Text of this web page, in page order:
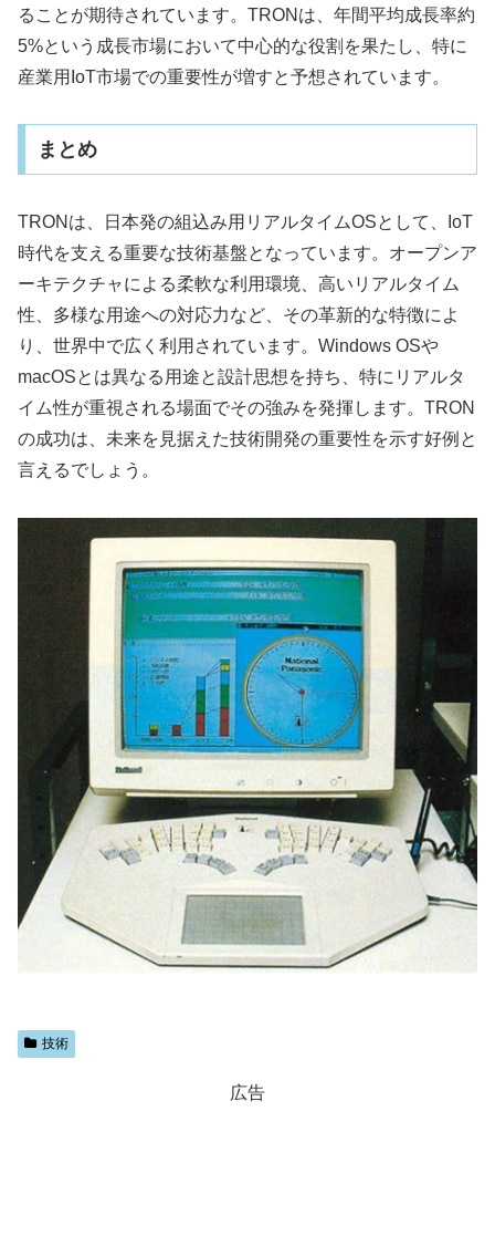
ることが期待されています。TRONは、年間平均成長率約
5%という成長市場において中心的な役割を果たし、特に
産業用IoT市場での重要性が増すと予想されています。
まとめ
TRONは、日本発の組込み用リアルタイムOSとして、IoT
時代を支える重要な技術基盤となっています。オープンア
ーキテクチャによる柔軟な利用環境、高いリアルタイム
性、多様な用途への対応力など、その革新的な特徴によ
り、世界中で広く利用されています。Windows OSや
macOSとは異なる用途と設計思想を持ち、特にリアルタ
イム性が重視される場面でその強みを発揮します。TRON
の成功は、未来を見据えた技術開発の重要性を示す好例と
言えるでしょう。
技術
広告